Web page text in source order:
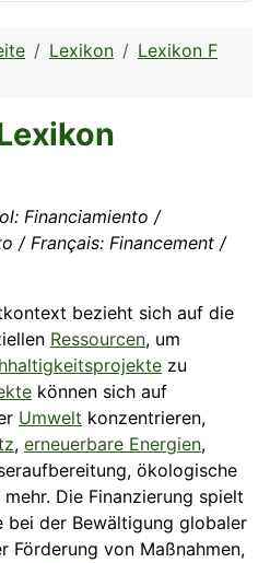
Lexikon
Lexikon F
Financiamiento /
/ Français: Financement /
bezieht sich auf die
Ressourcen, um
zu
können sich auf
Umwelt konzentrieren,
, erneuerbare Energien,
ökologische
Die Finanzierung spielt
bei der Bewältigung globaler
Förderung von Maßnahmen,